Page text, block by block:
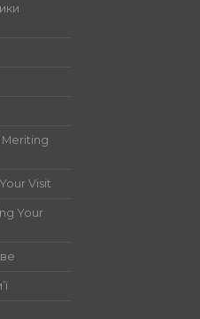
Meriting
Visit
Your